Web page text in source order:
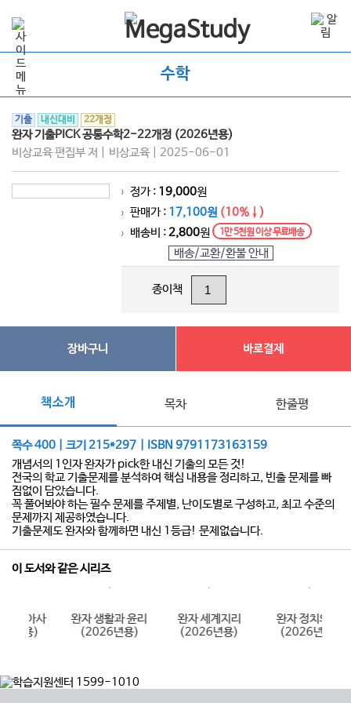
수학
기출 내신대비 22개정
완자 기출PICK 공통수학2-22개정 (2026년용)
비상교육 편집부 저 | 비상교육 | 2025-06-01
> 정가 : 19,000원
> 판매가 : 17,100원 (10%↓)
> 배송비 :2,800원 1만 5천원 이상 무료배송
배송/교환/환불 안내
종이책
장바구니 바로결제
책소개 목차 한줄평
쪽수 400 | 크기 215*297 | ISBN 9791173163159
개념서의 1인자 완자가 pick한 내신 기출의 모든 것!
전국의 학교 기출문제를 분석하여 핵심 내용을 정리하고, 빈출 문제를 빠
짐없이 담았습니다.
꼭 풀어봐야 하는 필수 문제를 주제별, 난이도별로 구성하고, 최고 수준의
문제까지 제공하였습니다.
기출문제도 완자와 함께하면 내신 1등급! 문제없습니다.
이 도서와 같은 시리즈
완자 생활과 윤리
(2026년용)
완자 세계지리
(2026년용)
완자 정치와 법
(2026년용)
완자 생명
(2026